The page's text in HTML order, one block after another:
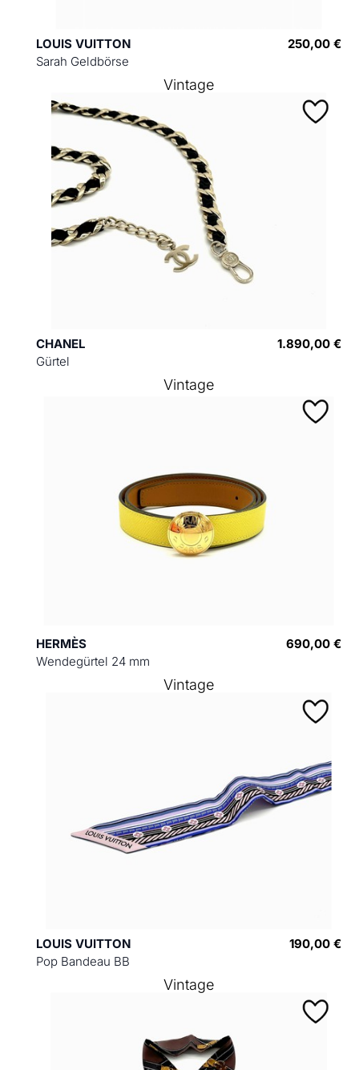
LOUIS VUITTON
Sarah Geldbörse
250,00 €
CHANEL
Gürtel
1.890,00 €
Vintage
HERMÈS
Wendegürtel 24 mm
690,00 €
Vintage
LOUIS VUITTON
Pop Bandeau BB
190,00 €
Vintage
Vintage